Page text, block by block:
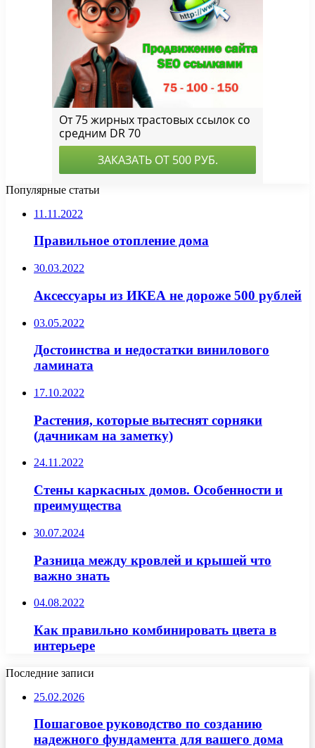
Популярные статьи
11.11.2022
Правильное отопление дома
30.03.2022
Аксессуары из ИКЕА не дороже 500 рублей
03.05.2022
Достоинства и недостатки винилового
ламината
17.10.2022
Растения, которые вытеснят сорняки
(дачникам на заметку)
24.11.2022
Стены каркасных домов. Особенности и
преимущества
30.07.2024
Разница между кровлей и крышей что
важно знать
04.08.2022
Как правильно комбинировать цвета в
интерьере
Последние записи
25.02.2026
Пошаговое руководство по созданию
надежного фундамента для вашего дома